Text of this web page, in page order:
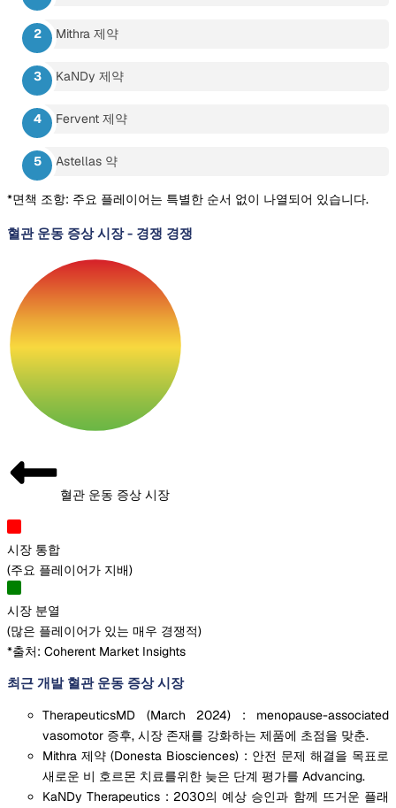
Mithra 제약
KaNDy 제약
Fervent 제약
Astellas 약
*면책 조항: 주요 플레이어는 특별한 순서 없이 나열되어 있습니다.
혈관 운동 증상 시장- 경쟁 경쟁
혈관 운동 증상 시장
시장 통합
(주요 플레이어가 지배)
시장 분열
(많은 플레이어가 있는 매우 경쟁적)
*출처: Coherent Market Insights
최근 개발 혈관 운동 증상 시장
TherapeuticsMD (March 2024) : menopause-associated
vasomotor 증후, 시장 존재를 강화하는 제품에 초점을 맞춘.
Mithra 제약 (Donesta Biosciences) : 안전 문제 해결을 목표로
새로운 비 호르몬 치료를위한 늦은 단계 평가를 Advancing.
KaNDy Therapeutics : 2030의 예상 승인과 함께 뜨거운 플래